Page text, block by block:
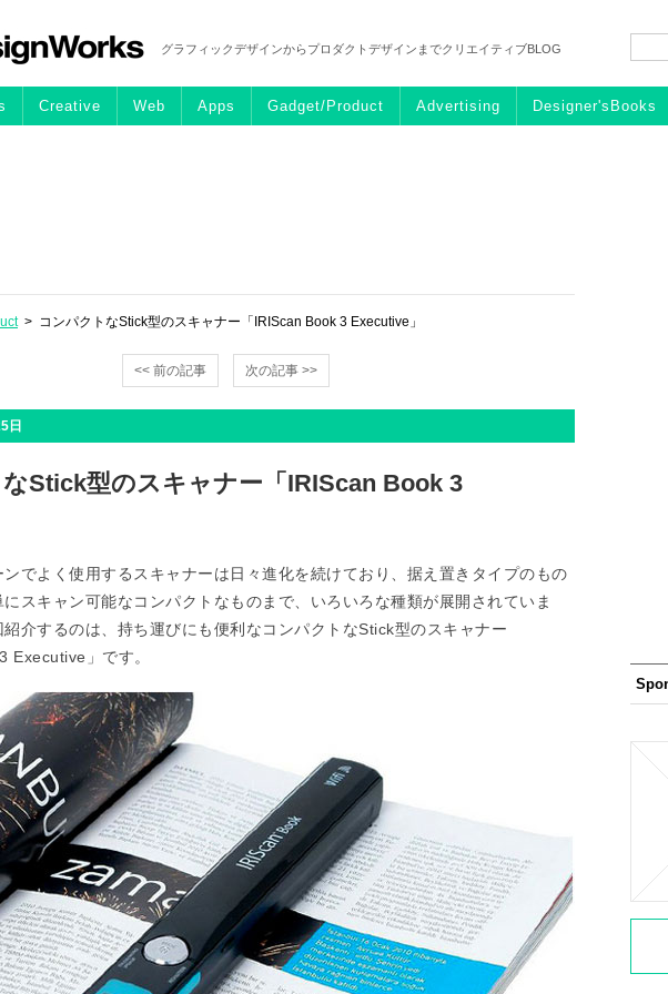
グラフィックデザインからプロダクトデザインまでクリエイティブBLOG
Creative Web Apps Gadget/Product Advertising Designer'sBooks
> コンパクトなStick型のスキャナー「IRIScan Book 3 Executive」
<< 前の記事 次の記事 >>
日
Stick型のスキャナー「IRIScan Book 3
でよく使用するスキャナーは日々進化を続けており、据え置きタイプのもの
スキャン可能なコンパクトなものまで、いろいろな種類が展開されていま
介するのは、持ち運びにも便利なコンパクトなStick型のスキャナー
Executive」です。